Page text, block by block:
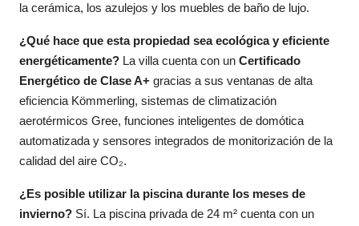
la cerámica, los azulejos y los muebles de baño de lujo.
¿Qué hace que esta propiedad sea ecológica y eficiente
energéticamente? La villa cuenta con un Certificado
Energético de Clase A+ gracias a sus ventanas de alta
eficiencia Kömmerling, sistemas de climatización
aerotérmicos Gree, funciones inteligentes de domótica
automatizada y sensores integrados de monitorización de la
calidad del aire CO₂.
¿Es posible utilizar la piscina durante los meses de
invierno? Sí. La piscina privada de 24 m² cuenta con un